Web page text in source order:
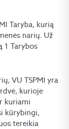
Taryba, kurią
narių. Už
1 Tarybos
VU TSPMI yra
kurioje
kuriami
kūrybingi,
tereikia